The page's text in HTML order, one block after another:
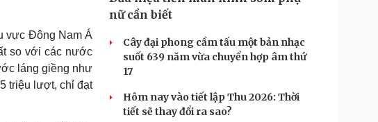
vực Đông Nam Á
so với các nước
láng giềng như
triệu lượt, chỉ đạt
nữ cần biết
Cây đại phong cầm tấu một bản nhạc
suốt 639 năm vừa chuyển hợp âm thứ
17
Hôm nay vào tiết lập Thu 2026: Thời
tiết sẽ thay đổi ra sao?